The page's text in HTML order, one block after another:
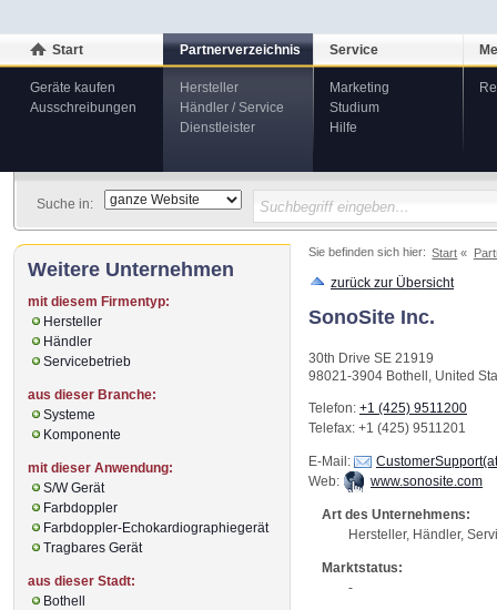
Start
Geräte kaufen
Ausschreibungen
Partnerverzeichnis
Hersteller
Händler / Service
Dienstleister
Service
Marketing
Studium
Hilfe
Suche in:
Sie befinden sich hier: Start
zurück zur Übersicht
SonoSite Inc.
30th Drive SE 21919
98021-3904 Bothell , United
Telefon: +1 (425) 9511200
Telefax: +1 (425) 9511201
E-Mail:
Web:
www.sonosite.com
Art des Unternehmens:
Hersteller, Händler,
Marktstatus:
-
Weitere Unternehmen
mit diesem Firmentyp:
Hersteller
Händler
Servicebetrieb
aus dieser Branche:
Systeme
Komponente
mit dieser Anwendung:
S/W Gerät
Farbdoppler
Farbdoppler-Echokardiographiegerät
Tragbares Gerät
aus dieser Stadt:
Bothell